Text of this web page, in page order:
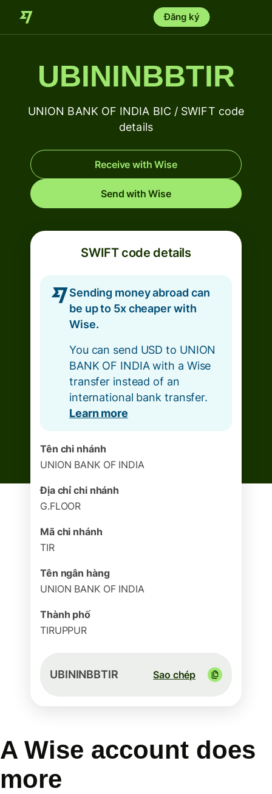
Đăng ký
UBININBBTIR
UNION BANK OF INDIA BIC / SWIFT code
details
Receive with Wise
Send with Wise
SWIFT code details
Sending money abroad can
be up to 5x cheaper with
Wise.
You can send USD to UNION
BANK OF INDIA with a Wise
transfer instead of an
international bank transfer.
Learn more
Tên chi nhánh
UNION BANK OF INDIA
Địa chỉ chi nhánh
G.FLOOR
Mã chi nhánh
TIR
Tên ngân hàng
UNION BANK OF INDIA
Thành phố
TIRUPPUR
UBININBBTIR Sao chép
A Wise account does
more